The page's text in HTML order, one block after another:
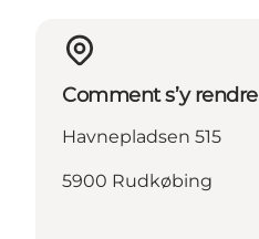
Comment s’y rendre
Havnepladsen 515
5900 Rudkøbing